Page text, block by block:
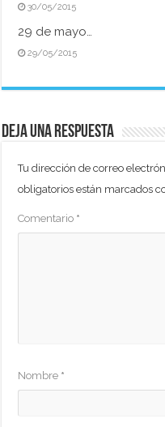
30/05/2015
29 de mayo…
29/05/2015
Deja una respuesta
Tu dirección de correo
obligatorios están marcados
Comentario *
Nombre *